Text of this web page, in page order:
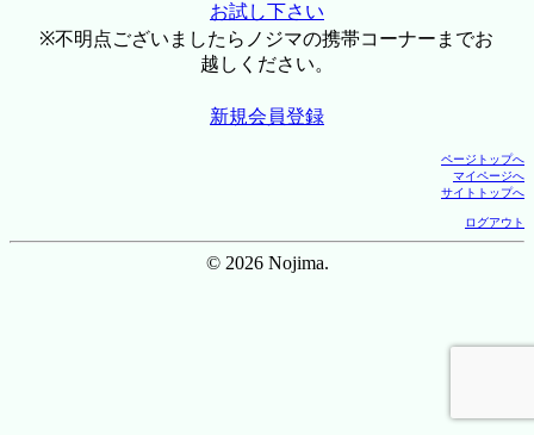
お試し下さい
※不明点ございましたらノジマの携帯コーナーまでお
越しください。
新規会員登録
ページトップへ
マイページへ
サイトトップへ
ログアウト
© 2026 Nojima.